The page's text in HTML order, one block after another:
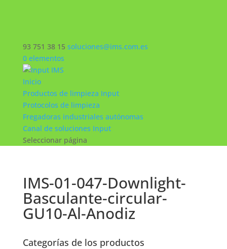
93 751 38 15 soluciones@ims.com.es
0 elementos
Inicio
Productos de limpieza Input
Protocolos de limpieza
Fregadoras industriales autónomas
Canal de soluciones Input
Seleccionar página
IMS-01-047-Downlight-
Basculante-circular-
GU10-Al-Anodiz
Categorías de los productos